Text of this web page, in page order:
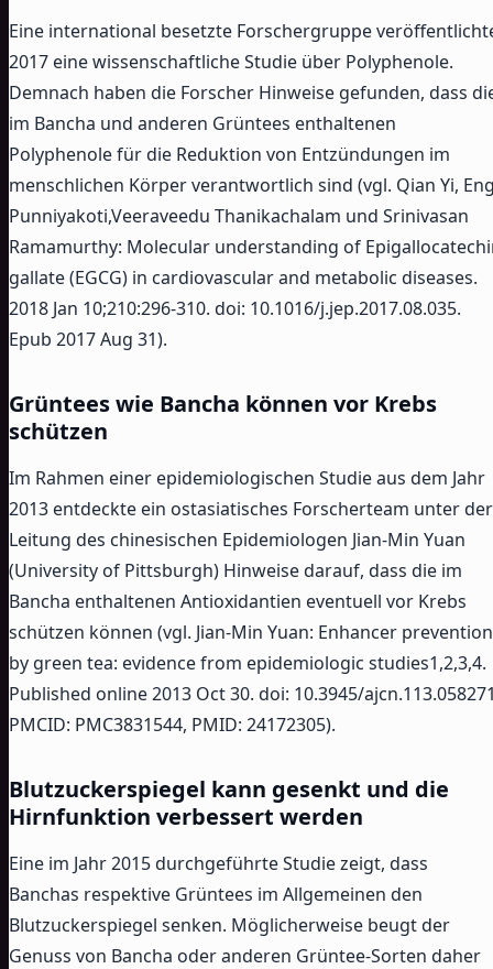
Eine international besetzte Forschergruppe
2017 eine wissenschaftliche Studie über Polyphenole.
Demnach haben die Forscher Hinweise gefunden, dass
im Bancha und anderen Grüntees enthaltenen
Polyphenole für die Reduktion von Entzündungen im
menschlichen Körper verantwortlich sind (vgl. Qian Yi,
Punniyakoti,Veeraveedu Thanikachalam und Srinivasan
Ramamurthy: Molecular understanding of
gallate (EGCG) in cardiovascular and metabolic diseases.
2018 Jan 10;210:296-310. doi: 10.1016/j.jep.2017.08.035.
Epub 2017 Aug 31).
Grüntees wie Bancha können vor Krebs
schützen
Im Rahmen einer epidemiologischen Studie aus dem Jahr
2013 entdeckte ein ostasiatisches Forscherteam unter der
Leitung des chinesischen Epidemiologen Jian-Min Yuan
(University of Pittsburgh) Hinweise darauf, dass die im
Bancha enthaltenen Antioxidantien eventuell vor Krebs
schützen können (vgl. Jian-Min Yuan: Enhancer prevention
by green tea: evidence from epidemiologic studies1,2,3,4.
Published online 2013 Oct 30. doi: 10.3945/
PMCID: PMC3831544, PMID: 24172305).
Blutzuckerspiegel kann gesenkt und die
Hirnfunktion verbessert werden
Eine im Jahr 2015 durchgeführte Studie zeigt, dass
Banchas respektive Grüntees im Allgemeinen den
Blutzuckerspiegel senken. Möglicherweise beugt der
Genuss von Bancha oder anderen Grüntee-Sorten daher